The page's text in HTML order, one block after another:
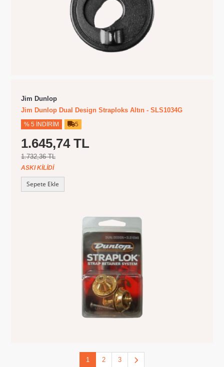
Jim Dunlop
Jim Dunlop Dual Design Straploks Altın - SLS1034G
% 5 İNDIRIM 5
1.645,74 TL
1.732,36 TL
ASKI KILIDI
Sepete Ekle
1 2 3